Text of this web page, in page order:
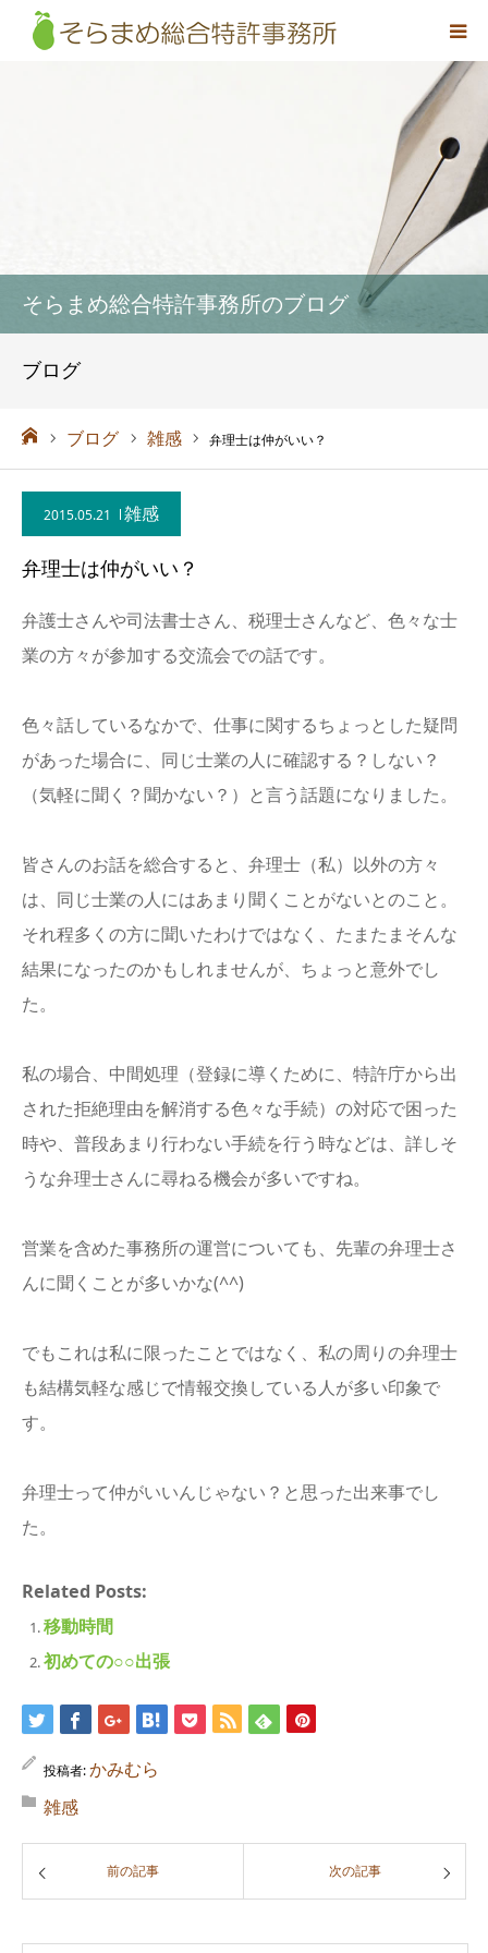
そらまめ総合特許事務所のブログ
ブログ
ム ブログ 雑感 弁理士は仲がいい？
2015.05.21 雑感
弁理士は仲がいい？
弁護士さんや司法書士さん、税理士さんなど、色々な士
業の方々が参加する交流会での話です。
色々話しているなかで、仕事に関するちょっとした疑問
があった場合に、同じ士業の人に確認する？しない？
（気軽に聞く？聞かない？）と言う話題になりました。
皆さんのお話を総合すると、弁理士（私）以外の方々
は、同じ士業の人にはあまり聞くことがないとのこと。
それ程多くの方に聞いたわけではなく、たまたまそんな
結果になったのかもしれませんが、ちょっと意外でし
た。
私の場合、中間処理（登録に導くために、特許庁から出
された拒絶理由を解消する色々な手続）の対応で困った
時や、普段あまり行わない手続を行う時などは、詳しそ
うな弁理士さんに尋ねる機会が多いですね。
営業を含めた事務所の運営についても、先輩の弁理士さ
んに聞くことが多いかな(^^)
でもこれは私に限ったことではなく、私の周りの弁理士
も結構気軽な感じで情報交換している人が多い印象で
す。
弁理士って仲がいいんじゃない？と思った出来事でし
た。
Related Posts:
移動時間
初めての○○出張
投稿者:かみむら
雑感
前の記事 次の記事
料金
採用情報